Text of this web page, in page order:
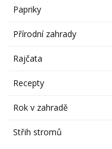
Papriky
Přírodní zahrady
Rajčata
Recepty
Rok v zahradě
Střih stromů